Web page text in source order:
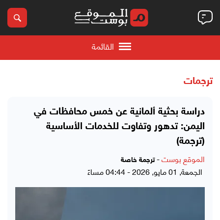
القائمة
ترجمات
دراسة بحثية ألمانية عن خمس محافظات في
اليمن: تدهور وتفاوت للخدمات الأساسية
(ترجمة)
الموقع بوست-ترجمة خاصة
الجمعة, 01 مايو, 2026 - 04:44 مساءً